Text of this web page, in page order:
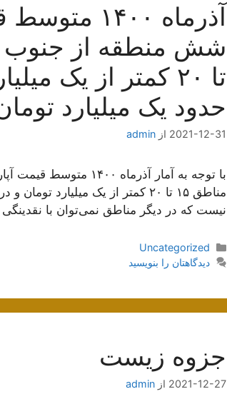
حدود یک میلیارد
2021-12-31 از admin
نیست که در دیگر مناطق نمی‌توان با
دسته‌ها
Uncategorized
دیدگاهتان را بنویسید
جزوه زیست
2021-12-27 از admin